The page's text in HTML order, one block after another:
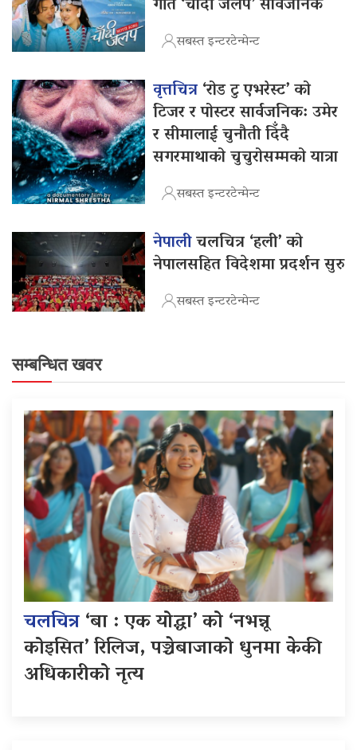
सबस्त इन्टरटेन्मेन्ट
वृत्तचित्र‘रोड टु एभरेस्ट’ को
टिजर र पोस्टर सार्वजनिक: उमेर
र सीमालाई चुनौती दिँदै
सगरमाथाको चुचुरोसम्मको यात्रा
सबस्त इन्टरटेन्मेन्ट
नेपालीचलचित्र ‘हली’ को
नेपालसहित विदेशमा प्रदर्शन सुरु
सबस्त इन्टरटेन्मेन्ट
सम्बन्धित खवर
चलचित्र‘बा : एक योद्धा’ को ‘नभन्नू
कोइसित’ रिलिज, पञ्चेबाजाको धुनमा केकी
अधिकारीको नृत्य